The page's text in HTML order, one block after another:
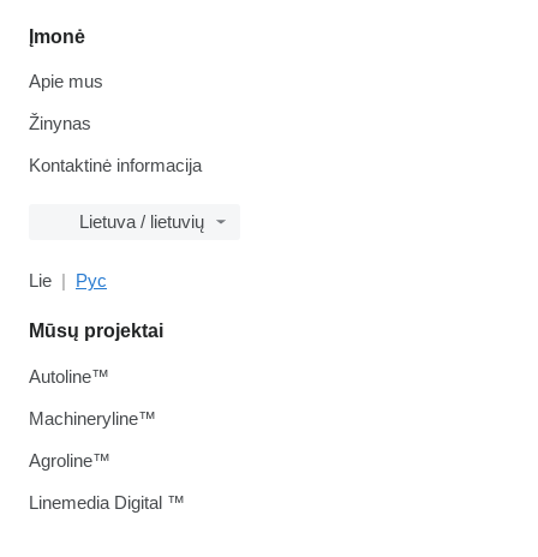
Įmonė
Apie mus
Žinynas
Kontaktinė informacija
Lietuva / lietuvių
Lie Рус
Mūsų projektai
Autoline™
Machineryline™
Agroline™
Linemedia Digital ™